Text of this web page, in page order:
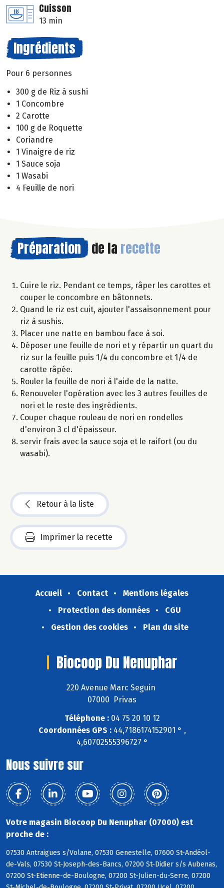
Cuisson
13 min
Ingrédients
Pour 6 personnes
300 g de Riz à sushi
1 Concombre
2 Carotte
100 g de Roquette
Coriandre
1 Vinaigre de riz
1 Sauce soja
1 Wasabi
4 Feuille de nori
Préparation de la recette
Cuire le riz. Pendant ce temps, râper les carottes et
couper le concombre en bâtonnets.
Quand le riz est cuit, ajouter l'assaisonnement pour
riz à sushis.
Placer une natte en bambou face à soi.
Déposer une feuille de nori et y répartir un quart du
riz sur la feuille puis 1/4 du concombre et 1/4 de
carotte râpée.
Rouler la feuille de nori à l'aide de la natte.
Renouveler l'opération avec les 3 autres feuilles de
nori et le reste des ingrédients.
Couper chaque rouleau de nori en rondelles
d'environ 3 cl d'épaisseur.
servir frais avec la sauce soja et le raifort (ou du
wasabi).
Retour à la liste
Imprimer la recette
Accueil Contact
Mentions légales
Protection des données
CGU
Gestion des cookies
Plan du site
Biocoop Du Nenuphar
220 Avenue Marc Seguin
07000 Privas
Téléphone :04 75 20 10 12
Coordonnées GPS :44,7186174152901 ° ,
4,60702555396727 °
Nous suivre sur
Votre magasin Biocoop Du Nenuphar (07000) est
proche de :
07530 Antraigues s/Volane, 07530 Genestelle, 07600 St-Andéol-
de-Vals, 07530 St-Joseph-des-Bancs, 07200 St-Didier s/s Aubenas,
07200 St-Etienne-de-Boulogne, 07200 St-Julien-du-Serre, 07200